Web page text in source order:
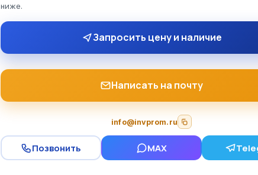
ниже.
Запросить цену и наличие
Написать на почту
info@invprom.ru
Позвонить MAX